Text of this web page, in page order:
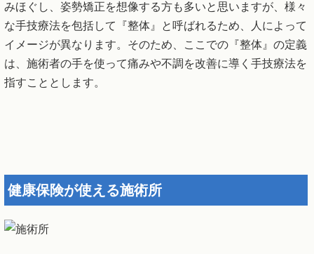
みほぐし、姿勢矯正を想像する方も多いと思いますが、様々
な手技療法を包括して『整体』と呼ばれるため、人によって
イメージが異なります。そのため、ここでの『整体』の定義
は、施術者の手を使って痛みや不調を改善に導く手技療法を
指すこととします。
健康保険が使える施術所